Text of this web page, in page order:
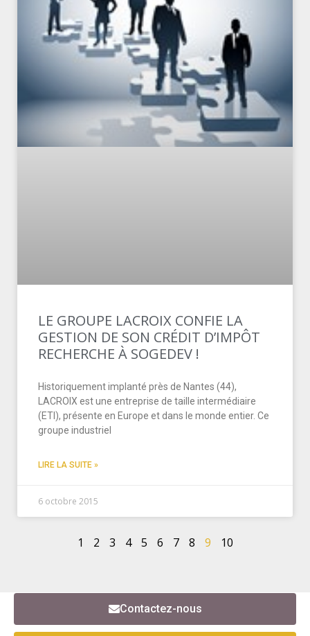
LE GROUPE LACROIX CONFIE LA
GESTION DE SON CRÉDIT D’IMPÔT
RECHERCHE À SOGEDEV !
Historiquement implanté près de Nantes (44),
LACROIX est une entreprise de taille intermédiaire
(ETI), présente en Europe et dans le monde entier. Ce
groupe industriel
LIRE LA SUITE »
6 octobre 2015
1 2 3 4 5 6 7 8 9 10
Contactez-nous